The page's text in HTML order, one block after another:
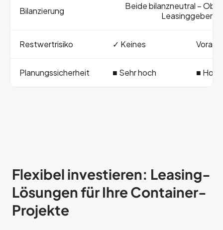
Bilanzierung
Beide bilanzneutral –
Leasinggeber
Restwertrisiko ✓ Keines Vorab
Planungssicherheit ■ Sehr hoch ■ Hoch
Flexibel investieren: Leasing-
Lösungen für Ihre Container-
Projekte